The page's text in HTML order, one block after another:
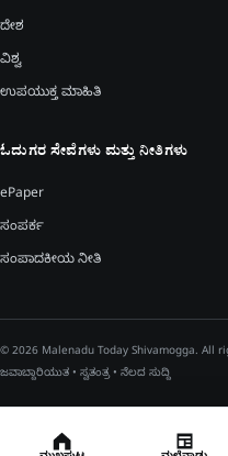
ದೇಶ
ವಿಶ್ವ
ಉಪಯುಕ್ತ ಮಾಹಿತಿ
ಓದುಗರ ಸೇವೆಗಳು ಮತ್ತು ನೀತಿಗಳು
ePaper
ಸಂಪರ್ಕ
ಸಂಪಾದಕೀಯ ನೀತಿ
© 2026 Malenadu Today Shivamogga. All
ಜವಾಬ್ದಾರಿಯುತ • ಸ್ವತಂತ್ರ • ನೆಲದ ಸುದ್ದಿ